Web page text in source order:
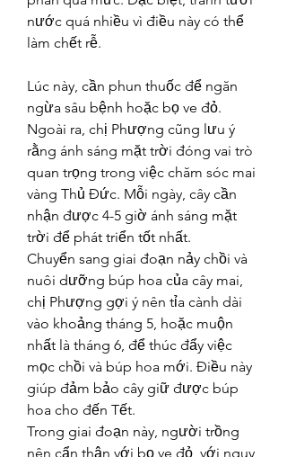
nước quá nhiều vì điều này có thể
làm chết rễ.
Lúc này, cần phun thuốc để ngăn
ngừa sâu bệnh hoặc bọ ve đỏ.
Ngoài ra, chị Phượng cũng lưu ý
rằng ánh sáng mặt trời đóng vai trò
quan trọng trong việc chăm sóc mai
vàng Thủ Đức. Mỗi ngày, cây cần
nhận được 4-5 giờ ánh sáng mặt
trời để phát triển tốt nhất.
Chuyển sang giai đoạn nảy chồi và
nuôi dưỡng búp hoa của cây mai,
chị Phượng gợi ý nên tỉa cành dài
vào khoảng tháng 5, hoặc muộn
nhất là tháng 6, để thúc đẩy việc
mọc chồi và búp hoa mới. Điều này
giúp đảm bảo cây giữ được búp
hoa cho đến Tết.
Trong giai đoạn này, người trồng
nên cẩn thận với bọ ve đỏ, với nguy